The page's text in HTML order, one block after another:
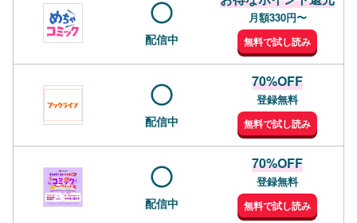
配信中
月額330円〜
無料で試し読み
配信中
70%OFF
登録無料
無料で試し読み
配信中
70%OFF
登録無料
無料で試し読み